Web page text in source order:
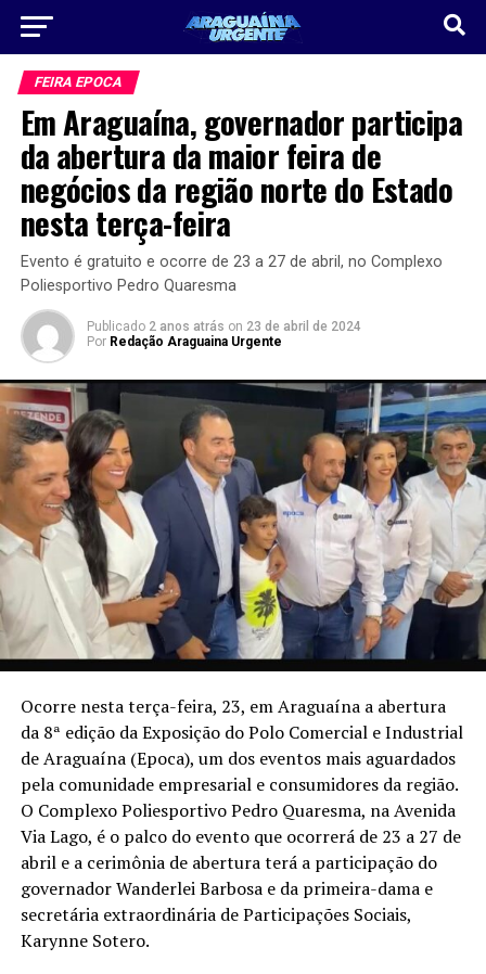
FEIRA EPOCA
Em Araguaína, governador participa
da abertura da maior feira de
negócios da região norte do Estado
nesta terça-feira
Evento é gratuito e ocorre de 23 a 27 de abril, no Complexo
Poliesportivo Pedro Quaresma
Publicado 2 anos atrás on 23 de abril de 2024
Por Redação Araguaina Urgente
Ocorre nesta terça-feira, 23, em Araguaína a abertura
da 8ª edição da Exposição do Polo Comercial e Industrial
de Araguaína (Epoca), um dos eventos mais aguardados
pela comunidade empresarial e consumidores da região.
O Complexo Poliesportivo Pedro Quaresma, na Avenida
Via Lago, é o palco do evento que ocorrerá de 23 a 27 de
abril e a cerimônia de abertura terá a participação do
governador Wanderlei Barbosa e da primeira-dama e
secretária extraordinária de Participações Sociais,
Karynne Sotero.